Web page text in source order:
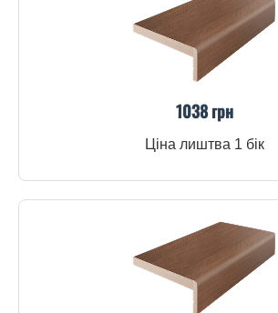
1038 грн
Ціна лиштва 1 бік